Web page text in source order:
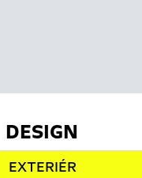
DESIGN
EXTERIÉR